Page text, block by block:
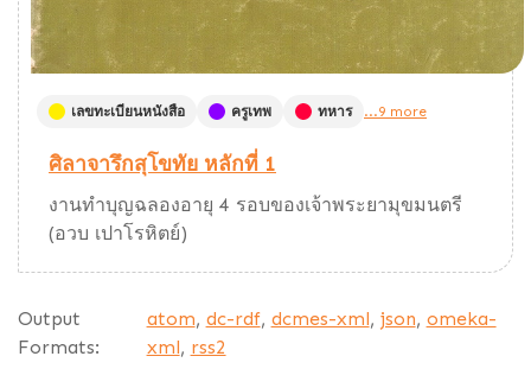
เลขทะเบียนหนังสือ ครูเทพ ทหาร ...9 more
ศิลาจารึกสุโขทัย หลักที่ 1
งานทำบุญฉลองอายุ 4 รอบของเจ้าพระยามุขมนตรี
(อวบ เปาโรหิตย์)
Output
Formats:
atom, dc-rdf, dcmes-xml, json, omeka-
xml, rss2